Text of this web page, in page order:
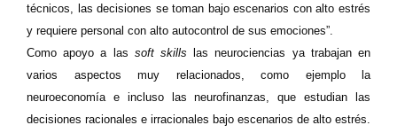
técnicos, las decisiones se toman bajo escenarios con alto estrés
y requiere personal con alto autocontrol de sus emociones”.
Como apoyo a las soft skills las neurociencias ya trabajan en
varios aspectos muy relacionados, como ejemplo la
neuroeconomía e incluso las neurofinanzas, que estudian las
decisiones racionales e irracionales bajo escenarios de alto estrés.